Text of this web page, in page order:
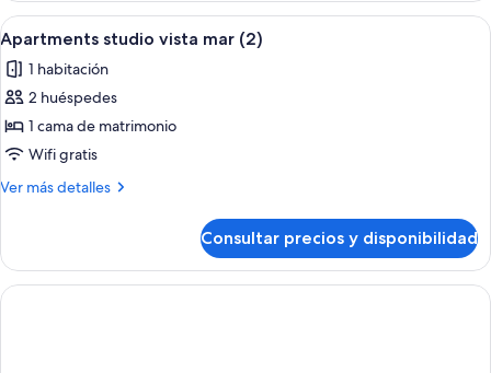
(2)
Bedrooms
vista
mar
(2)
Abrir
todas
las
fotos
de
Apartments
studio
(2)
Habitación de hotel con dos camas,
3
Apartments studio vista mar (2)
1 habitación
2 huéspedes
1 cama de matrimonio
Wifi gratis
Ver más detalles
Más
studio
vista
mar
Consultar precios y disponibilidad